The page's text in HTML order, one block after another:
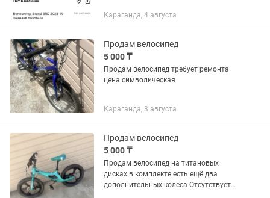
Караганда, 4 августа
Продам велосипед
5 000 ₸
Продам велосипед требует ремонта
цена символическая
Караганда, 3 августа
Продам велосипед
5 000 ₸
Продам велосипед на титановых
дисках в комплекте есть ещё два
дополнительных колеса Отсутствует